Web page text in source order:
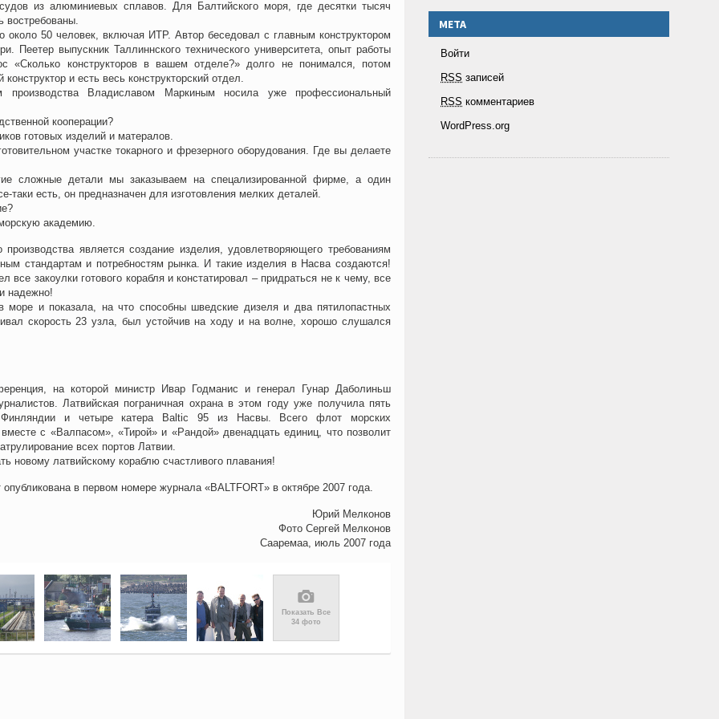
из алюминиевых сплавов. Для Балтийского моря, где десятки тысяч
востребованы.
около 50 человек, включая ИТР. Автор беседовал с главным конструктором
Пеетер выпускник Таллиннского технического университета, опыт работы
«Сколько конструкторов в вашем отделе?» долго не понимался, потом
и есть весь конструкторский отдел.
производства Владиславом Маркиным носила уже профессиональный
кооперации?
готовых изделий и матералов.
участке токарного и фрезерного оборудования. Где вы делаете
сложные детали мы заказываем на спецализированной фирме, а один
таки есть, он предназначен для изготовления мелких деталей.
академию.
является создание изделия, удовлетворяющего требованиям
стандартам и потребностям рынка. И такие изделия в Насва создаются!
все закоулки готового корабля и констатировал – придраться не к чему, все
надежно!
и показала, на что способны шведские дизеля и два пятилопастных
скорость 23 узла, был устойчив на ходу и на волне, хорошо слушался
на которой министр Ивар Годманис и генерал Гунар Даболиньш
Латвийская пограничная охрана в этом году уже получила пять
Финляндии и четыре катера Baltic 95 из Насвы. Всего флот морских
вместе с «Валпасом», «Тирой» и «Рандой» двенадцать единиц, что позволит
всех портов Латвии.
новому латвийскому кораблю счастливого плавания!
в первом номере журнала «BALTFORT» в октябре 2007 года.
Юрий Мелконов
Фото Сергей Мелконов
Сааремаа, июль 2007 года
📷
Показать Все
34 фото
МЕТА
Войти
RSS записей
RSS комментариев
WordPress.org